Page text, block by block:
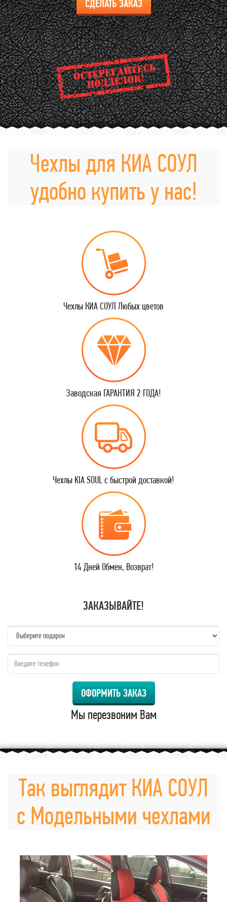
СДЕЛАТЬ ЗАКАЗ
Чехлы для КИА СОУЛ
удобно купить у нас!
Чехлы КИА СОУЛ Любых цветов
Заводская ГАРАНТИЯ 2 ГОДА!
Чехлы KIA SOUL с быстрой доставкой!
14 Дней Обмен, Возврат!
ЗАКАЗЫВАЙТЕ!
ОФОРМИТЬ ЗАКАЗ
Мы перезвоним Вам
Так выглядит КИА СОУЛ
с Модельными чехлами